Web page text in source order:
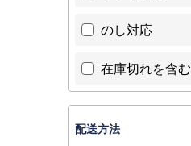
のし対応
在庫切れを含む
配送方法